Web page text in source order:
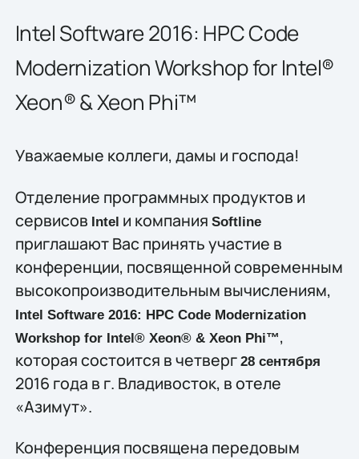
Intel Software 2016: HPC Code
Modernization Workshop for Intel®
Xeon® & Xeon Phi™
Уважаемые коллеги, дамы и господа!
Отделение программных продуктов и
сервисов Intel и компания Softline
приглашают Вас принять участие в
конференции, посвященной современным
высокопроизводительным вычислениям,
Intel Software 2016: HPC Code Modernization
Workshop for Intel® Xeon® & Xeon Phi™,
которая состоится в четверг 28 сентября
2016 года в г. Владивосток, в отеле
«Азимут».
Конференция посвящена передовым